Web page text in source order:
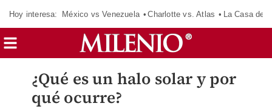
Hoy interesa: México vs Venezuela Charlotte vs. Atlas La Casa de
¿Qué es un halo solar y por
qué ocurre?